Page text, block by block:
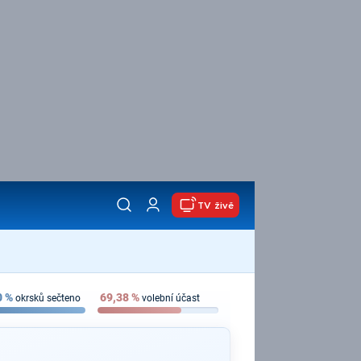
TV živě
% okrsků sečteno 69,38% volební účast